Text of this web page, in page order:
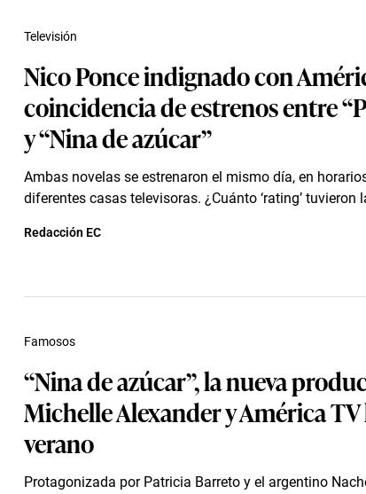
Nico Ponce indignado con
coincidencia de estrenos entre
y “Nina de azúcar”
Ambas novelas se estrenaron el mismo día, en
diferentes casas televisoras. ¿Cuánto ‘rating’ tuvieron
Televisión
Redacción EC
“Nina de azúcar”, la nueva
Michelle Alexander y América TV
verano
Protagonizada por Patricia Barreto y el argentino
Famosos